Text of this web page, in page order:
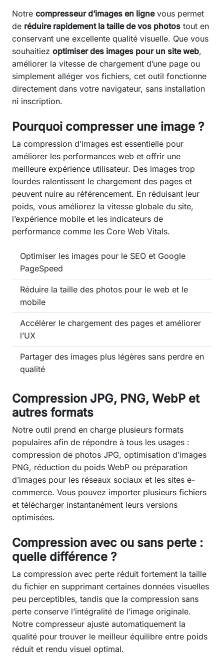
Notre compresseur d’images en lignevous permet
de réduire rapidement la taille de vos photos tout en
conservant une excellente qualité visuelle. Que vous
souhaitiez optimiser des images pour un site web,
améliorer la vitesse de chargement d’une page ou
simplement alléger vos fichiers, cet outil fonctionne
directement dans votre navigateur, sans installation
ni inscription.
Pourquoi compresser une image ?
La compression d’images est essentielle pour
améliorer les performances web et offrir une
meilleure expérience utilisateur. Des images trop
lourdes ralentissent le chargement des pages et
peuvent nuire au référencement. En réduisant leur
poids, vous améliorez la vitesse globale du site,
l’expérience mobile et les indicateurs de
performance comme les Core Web Vitals.
Optimiser les images pour le SEO et Google
PageSpeed
Réduire la taille des photos pour le web et le
mobile
Accélérer le chargement des pages et améliorer
l’UX
Partager des images plus légères sans perdre en
qualité
Compression JPG, PNG, WebP et
autres formats
Notre outil prend en charge plusieurs formats
populaires afin de répondre à tous les usages :
compression de photos JPG, optimisation d’images
PNG, réduction du poids WebP ou préparation
d’images pour les réseaux sociaux et les sites e-
commerce. Vous pouvez importer plusieurs fichiers
et télécharger instantanément leurs versions
optimisées.
Compression avec ou sans perte :
quelle différence ?
La compression avec perte réduit fortement la taille
du fichier en supprimant certaines données visuelles
peu perceptibles, tandis que la compression sans
perte conserve l’intégralité de l’image originale.
Notre compresseur ajuste automatiquement la
qualité pour trouver le meilleur équilibre entre poids
réduit et rendu visuel optimal.